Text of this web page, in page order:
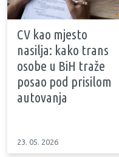
CV kao mjesto
nasilja: kako trans
osobe u BiH traže
posao pod prisilom
autovanja
23. 05. 2026